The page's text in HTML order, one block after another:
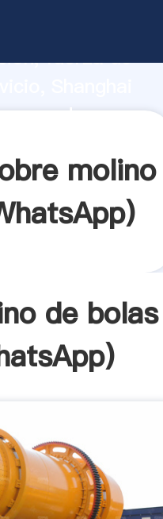
fuerza de
crea
molino
)
de bolas
)